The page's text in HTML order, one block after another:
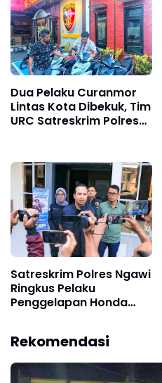
Dua Pelaku Curanmor
Lintas Kota Dibekuk, Tim
URC Satreskrim Polres
Curian
Satreskrim Polres Ngawi
Ringkus Pelaku
Penggelapan Honda
Rekomendasi